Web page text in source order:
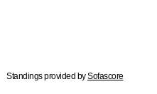
Standings provided bySofascore